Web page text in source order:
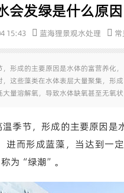
会发绿是什么原
15:43 蓝海狸景观水处理
形成的主要原因是水体的富营养化
这些藻类在水体表层大量聚集，形
大量溶解氧，导致水体缺氧甚至无氧
季节，形成的主要原因
进而形成蓝藻，当达到一
为“绿潮”。